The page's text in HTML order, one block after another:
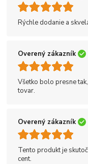
Rýchle dodanie a
Overený zákazník
Všetko bolo presne
tovar.
Overený zákazník
Tento produkt je
cent.